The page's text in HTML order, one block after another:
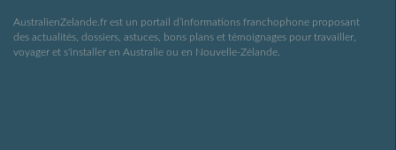
AustralienZelande.fr est un portail d’informations franchophone proposant
des actualités, dossiers, astuces, bons plans et témoignages pour travailler,
voyager et s'installer en Australie ou en Nouvelle-Zélande.